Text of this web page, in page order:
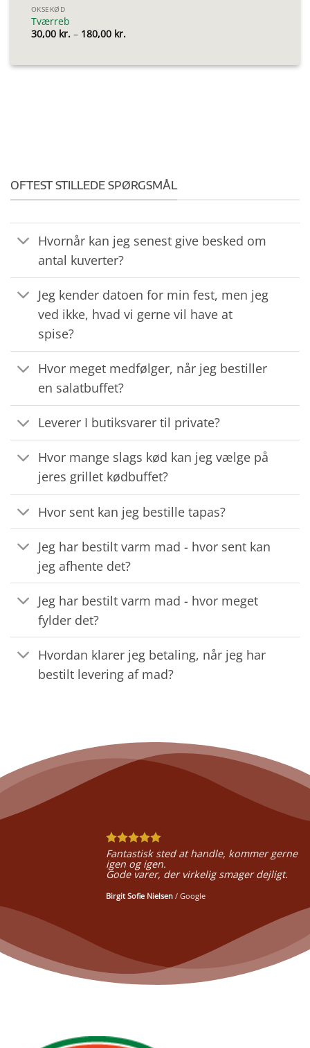
OKSEKØD
Tværreb
30,00 kr. – 180,00 kr.Prisinterval:
OFTEST STILLEDE SPØRGSMÅL
Hvornår kan jeg senest give besked om
antal kuverter?
Jeg kender datoen for min fest, men jeg
ved ikke, hvad vi gerne vil have at
spise?
Hvor meget medfølger, når jeg bestiller
en salatbuffet?
Leverer I butiksvarer til private?
Hvor mange slags kød kan jeg vælge på
jeres grillet kødbuffet?
Hvor sent kan jeg bestille tapas?
Jeg har bestilt varm mad - hvor sent kan
jeg afhente det?
Jeg har bestilt varm mad - hvor meget
fylder det?
Hvordan klarer jeg betaling, når jeg har
bestilt levering af mad?
Fantastisk sted at handle, kommer gerne
igen og igen.
Gode varer, der virkelig smager dejligt.
Birgit Sofie Nielsen / Google